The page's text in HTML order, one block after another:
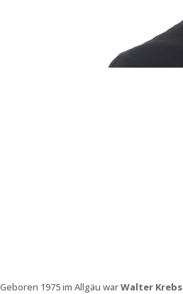
Geboren 1975 im Allgäu warWalter Krebs